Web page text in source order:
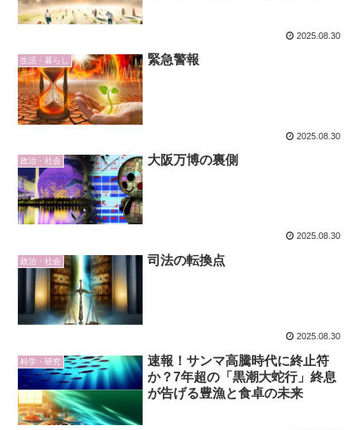
2025.08.30
生活・暮らし 緊急警報
2025.08.30
政治・社会 大阪万博の裏側
2025.08.30
政治・社会 司法の転換点
2025.08.30
科学・研究
速報！サンマ高騰時代に終止符
か？7年超の「黒潮大蛇行」終息
が告げる豊漁と食卓の未来